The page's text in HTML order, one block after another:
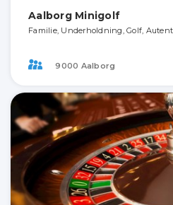
Aalborg Minigolf
Familie, Underholdning, Golf,
9000 Aalborg